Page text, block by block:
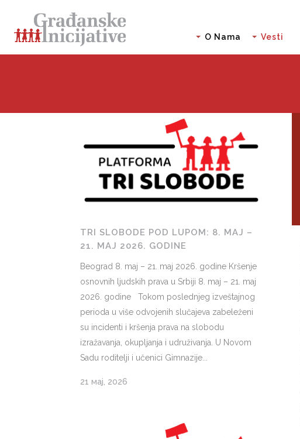
O Nama Vesti
TRI SLOBODE POD LUPOM: 8. MAJ –
21. MAJ 2026. GODINE
Beograd 8. maj – 21. maj 2026. godine Kršenje
osnovnih ljudskih prava u Srbiji 8. maj – 21. maj
2026. godine Tokom poslednjeg izveštajnog
perioda u više odvojenih slučajeva zabeleženi
su incidenti i kršenja prava na slobodu
izražavanja, okupljanja i udruživanja. U Novom
Sadu roditelji i učenici Gimnazije...
21 мај, 2026